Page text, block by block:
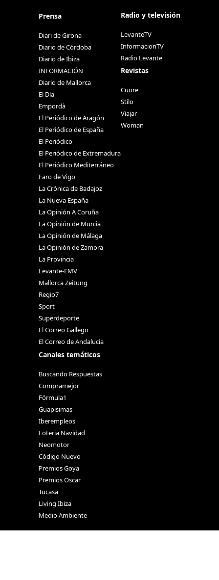
Prensa
Diari de Girona
Diario de Córdoba
Diario de Ibiza
INFORMACIÓN
Diario de Mallorca
El Día
Empordà
El Periódico de Aragón
El Periódico de España
El Periódico
El Periódico de Extremadura
El Periódico Mediterráneo
Faro de Vigo
La Crónica de Badajoz
La Nueva España
La Opinión A Coruña
La Opinión de Murcia
La Opinión de Málaga
La Opinión de Zamora
La Provincia
Levante-EMV
Mallorca Zeitung
Regio7
Sport
Superdeporte
El Correo Gallego
El Correo de Andalucia
Canales temáticos
Buscando Respuestas
Compramejor
Fórmula1
Guapisimas
Iberempleos
Loteria Navidad
Neomotor
Código Nuevo
Premios Goya
Premios Oscar
Tucasa
Living Ibiza
Medio Ambiente
Radio y televisión
LevanteTV
InformacionTV
Radio Levante
Revistas
Cuore
Stilo
Viajar
Woman